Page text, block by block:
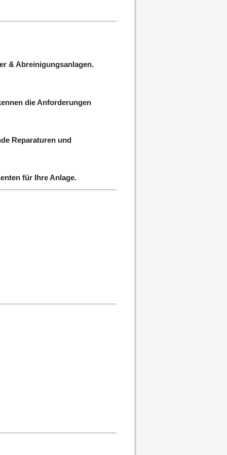
& Abreinigungsanlagen.
die Anforderungen
Reparaturen und
für Ihre Anlage.